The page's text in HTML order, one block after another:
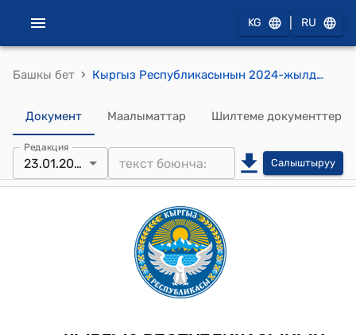
KG RU
Башкы бет › Кыргыз Республикасынын 2024-жылдын 12-январындагы № 14 "Кыргыз Республикасында жарандардын саламаттыгын сактоо жөнүндө" Мыйзамы
Документ Маалыматтар Шилтеме документтер
Редакция
23.01.2026 Салыштыруу